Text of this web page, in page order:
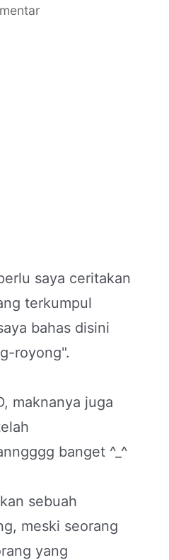
saya ceritakan
terkumpul
bahas disini
royong".
maknanya juga
banget ^_^
sebuah
meski seorang
yang